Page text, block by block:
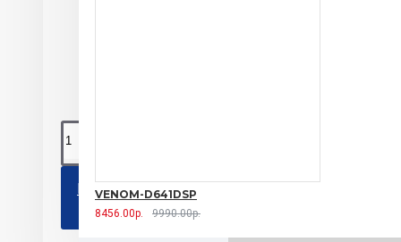
VENOM-D641DSP
8456.00р. 9990.00р.
КУПИТЬ